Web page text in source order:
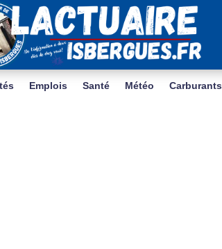
Emplois Santé Météo Carburants